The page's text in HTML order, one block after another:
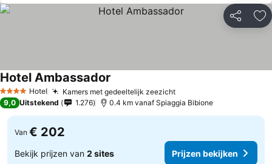
Delen
4 SterrenHotel Kamers met gedeeltelijk zeezichtPrijzen bekijken
Hotel Ambassador
9,0 Uitstekend 1.276 0.4 km vanaf Spiaggia Bibione
Van € 202
Bekijk prijzen van 2 sites Prijzen bekijken